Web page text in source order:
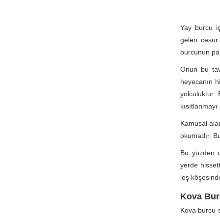
Yay burcu
gelen
burcunun
Onun bu
heyecanın
yolculuktur.
Kamusal
okumadır.
Bu yüzden
yerde
loş
Kova
Kova burcu